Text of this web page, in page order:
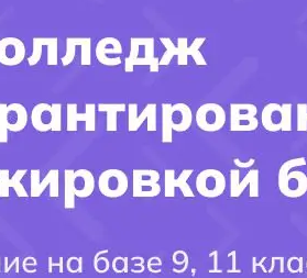
Город поступления: